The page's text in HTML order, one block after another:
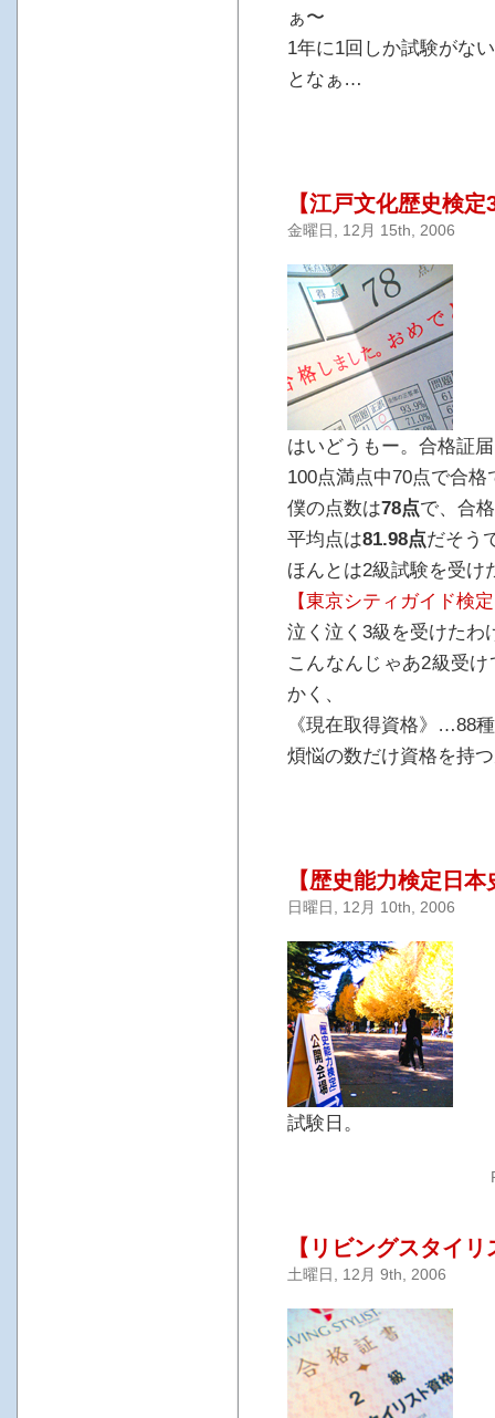
ぁ〜
1年に1回しか試験がな
となぁ…
【江戸文化歴史検
金曜日, 12月 15th, 2006
はいどうもー。合格証
100点満点中70点で合格
僕の点数は78点で、合
平均点は81.98点だそう
ほんとは2級試験を受け
【東京シティガイド検
泣く泣く3級を受けたわ
こんなんじゃあ2級受
かく、
《現在取得資格》…88
煩悩の数だけ資格を持
【歴史能力検定日
日曜日, 12月 10th, 2006
試験日。
【リビングスタイ
土曜日, 12月 9th, 2006